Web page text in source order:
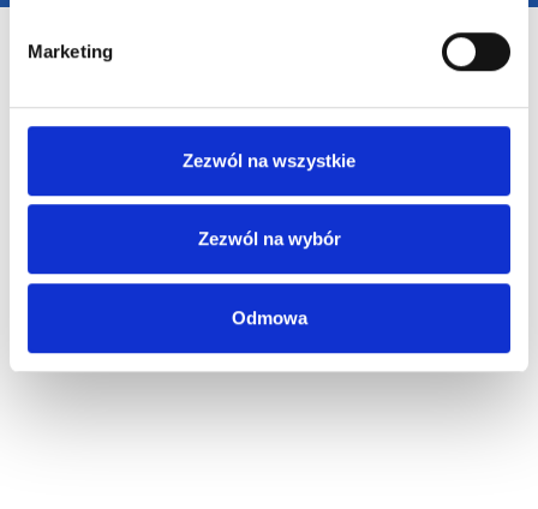
Marketing
Zezwól na wszystkie
Zezwól na wybór
Odmowa